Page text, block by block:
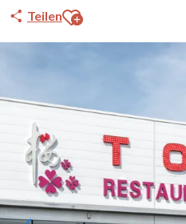
TeilenAjouter aux favoris